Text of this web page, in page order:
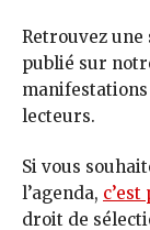
Retrouvez une
publié sur
lecteurs.
Si vous
l’agenda,
droit de